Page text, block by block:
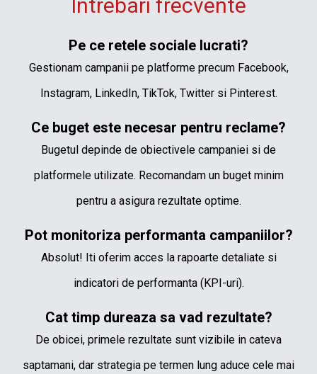
Intrebari frecvente
Pe ce retele sociale lucrati?
Gestionam campanii pe platforme precum Facebook,
Instagram, LinkedIn, TikTok, Twitter si Pinterest.
Ce buget este necesar pentru reclame?
Bugetul depinde de obiectivele campaniei si de
platformele utilizate. Recomandam un buget minim
pentru a asigura rezultate optime.
Pot monitoriza performanta campaniilor?
Absolut! Iti oferim acces la rapoarte detaliate si
indicatori de performanta (KPI-uri).
Cat timp dureaza sa vad rezultate?
De obicei, primele rezultate sunt vizibile in cateva
saptamani, dar strategia pe termen lung aduce cele mai